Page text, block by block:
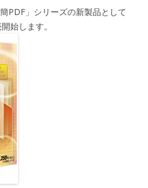
PDF」シリーズの新製品として
始します。